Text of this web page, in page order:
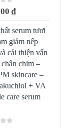
of 5
₫
serum tươi
giảm nếp
cải thiện vấn
chân chim –
skincare –
+ VA
care serum